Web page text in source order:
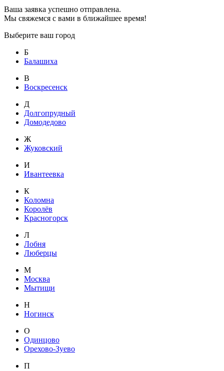
Ваша заявка успешно отправлена.
Мы свяжемся с вами в ближайшее время!
Выберите ваш город
Б
Балашиха
В
Воскресенск
Д
Долгопрудный
Домодедово
Ж
Жуковский
И
Ивантеевка
К
Коломна
Королёв
Красногорск
Л
Лобня
Люберцы
М
Москва
Мытищи
Н
Ногинск
О
Одинцово
Орехово-Зуево
П